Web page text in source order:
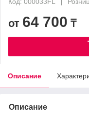
от 64 700 ₸
Описание
Описание